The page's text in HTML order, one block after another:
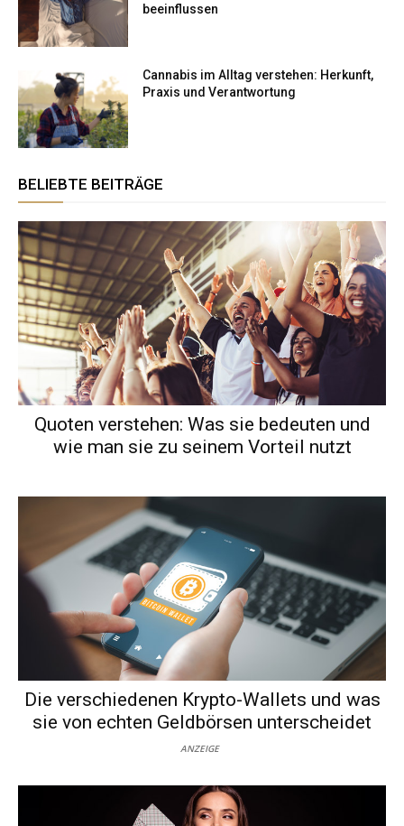
beeinflussen
Cannabis im Alltag verstehen: Herkunft,
Praxis und Verantwortung
BELIEBTE BEITRÄGE
Quoten verstehen: Was sie bedeuten und
wie man sie zu seinem Vorteil nutzt
Die verschiedenen Krypto-Wallets und was
sie von echten Geldbörsen unterscheidet
ANZEIGE